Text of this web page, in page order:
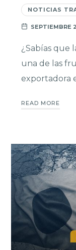
NOTICIAS
SEPTIEMBRE
¿Sabías que
una de las
exportadora
READ MORE